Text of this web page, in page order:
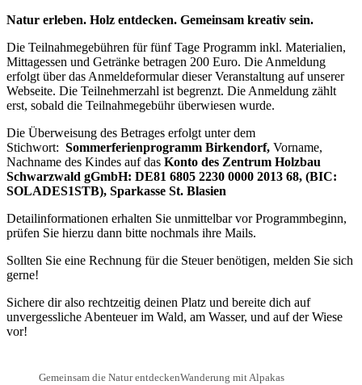
Natur erleben. Holz entdecken. Gemeinsam kreativ sein.
Die Teilnahmegebühren für fünf Tage Programm inkl. Materialien,
Mittagessen und Getränke betragen 200 Euro. Die Anmeldung
erfolgt über das Anmeldeformular dieser Veranstaltung auf unserer
Webseite. Die Teilnehmerzahl ist begrenzt. Die Anmeldung zählt
erst, sobald die Teilnahmegebühr überwiesen wurde.
Die Überweisung des Betrages erfolgt unter dem
Stichwort: Sommerferienprogramm Birkendorf, Vorname,
Nachname des Kindes auf das Konto des Zentrum Holzbau
Schwarzwald gGmbH: DE81 6805 2230 0000 2013 68, (BIC:
SOLADES1STB), Sparkasse St. Blasien
Detailinformationen erhalten Sie unmittelbar vor Programmbeginn,
prüfen Sie hierzu dann bitte nochmals ihre Mails.
Sollten Sie eine Rechnung für die Steuer benötigen, melden Sie sich
gerne!
Sichere dir also rechtzeitig deinen Platz und bereite dich auf
unvergessliche Abenteuer im Wald, am Wasser, und auf der Wiese
vor!
Gemeinsam die Natur entdeckenWanderung mit Alpakas